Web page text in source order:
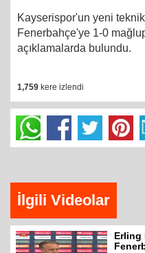
Kayserispor'un yeni
Fenerbahçe'ye 1-0
açıklamalarda bulundu.
1,759 kere izlendi
İlgili Videolar
Erling